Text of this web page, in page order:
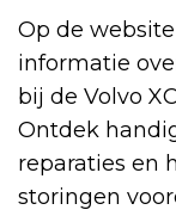
Op de
informatie
bij de Volvo
Ontdek
reparaties en
storingen